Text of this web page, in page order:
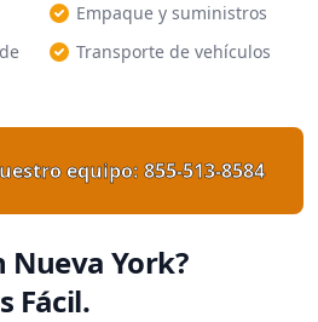
Empaque y suministros
Transporte de vehículos
equipo: 855-513-8584
Nueva York?
Fácil.